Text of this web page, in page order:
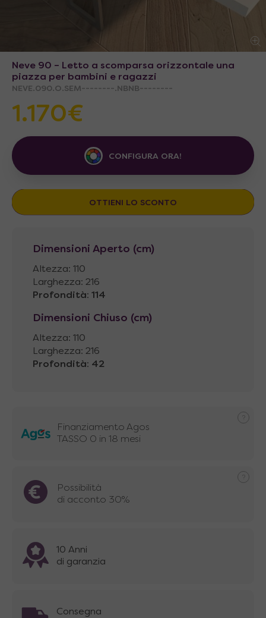
Neve 90 – Letto a scomparsa orizzontale una
piazza per bambini e ragazzi
NEVE.090.O.SEM--------.NBNB--------
1.170€
CONFIGURA ORA!
OTTIENI LO SCONTO
Dimensioni Aperto (cm)
Altezza: 110
Larghezza: 216
Profondità: 114
Dimensioni Chiuso (cm)
Altezza: 110
Larghezza: 216
Profondità: 42
Finanziamento Agos
TASSO 0 in 18 mesi
Possibilità
di acconto 30%
10 Anni
di garanzia
Consegna